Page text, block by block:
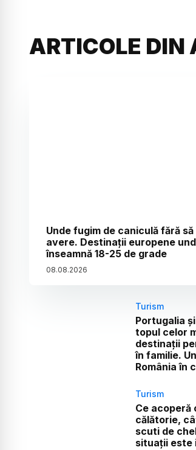
ARTICOLE DIN
Unde fugim de caniculă fără
avere. Destinații europene
înseamnă 18-25 de grade
08.08.2026
Turism
Portugalia
topul celor
destinații
în familie.
România în
Turism
Ce acoperă
călătorie,
scuti de
situații este